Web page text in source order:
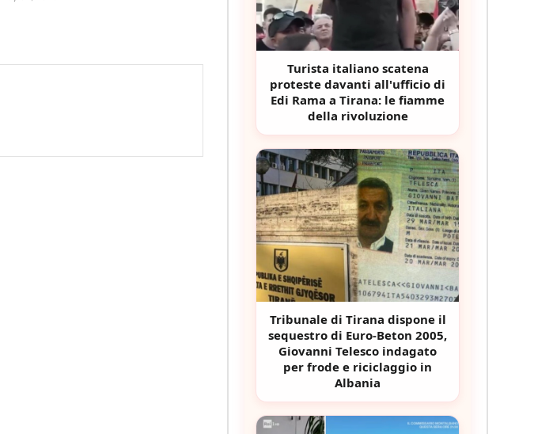
Turista italiano scatena
proteste davanti all'ufficio di
Edi Rama a Tirana: le fiamme
della rivoluzione
Tribunale di Tirana dispone il
sequestro di Euro-Beton 2005,
Giovanni Telesco indagato
per frode e riciclaggio in
Albania